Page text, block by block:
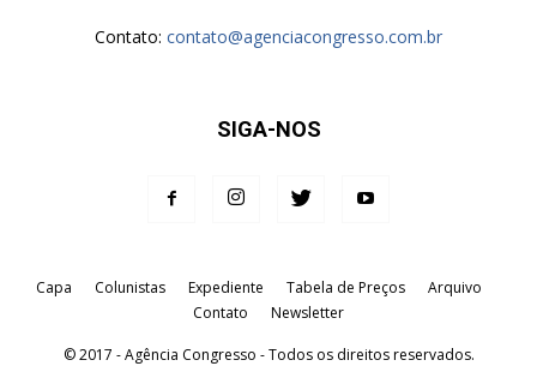
Contato: contato@agenciacongresso.com.br
SIGA-NOS
Capa Colunistas Expediente Tabela de Preços
Arquivo
Contato
Newsletter
© 2017 - Agência Congresso - Todos os direitos reservados.